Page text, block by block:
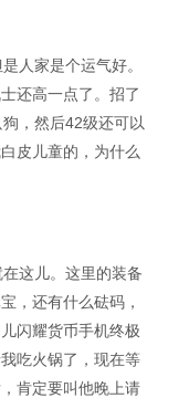
人家是个运气好。
还高一点了。招了
，然后42级还可以
皮儿童的，为什么
这儿。这里的装备
，还有什么砝码，
闪耀货币手机终极
吃火锅了，现在等
肯定要叫他晚上请